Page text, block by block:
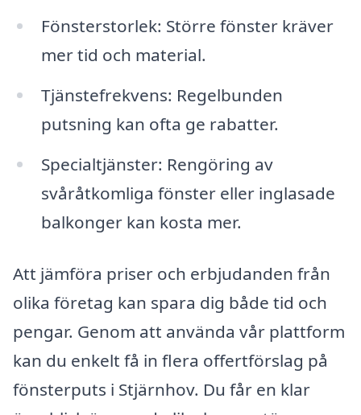
Fönsterstorlek: Större fönster kräver
mer tid och material.
Tjänstefrekvens: Regelbunden
putsning kan ofta ge rabatter.
Specialtjänster: Rengöring av
svåråtkomliga fönster eller inglasade
balkonger kan kosta mer.
Att jämföra priser och erbjudanden från
olika företag kan spara dig både tid och
pengar. Genom att använda vår plattform
kan du enkelt få in flera offertförslag på
fönsterputs i Stjärnhov. Du får en klar